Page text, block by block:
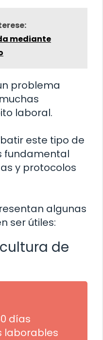
mediante
problema
laboral.
este tipo de
fundamental
y protocolos
algunas
ser útiles:
de
días
laborables